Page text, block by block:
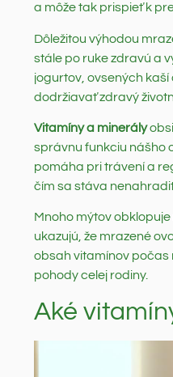
a môže tak prispieť k
Dôležitou výhodou
stále po ruke zdravú a
jogurtov, ovsených
dodržiavať zdravý
Vitamíny a minerály
správnu funkciu nášho
pomáha pri trávení a
čím sa stáva
Mnoho mýtov
ukazujú, že mrazené
obsah vitamínov počas
pohody celej rodiny.
Aké